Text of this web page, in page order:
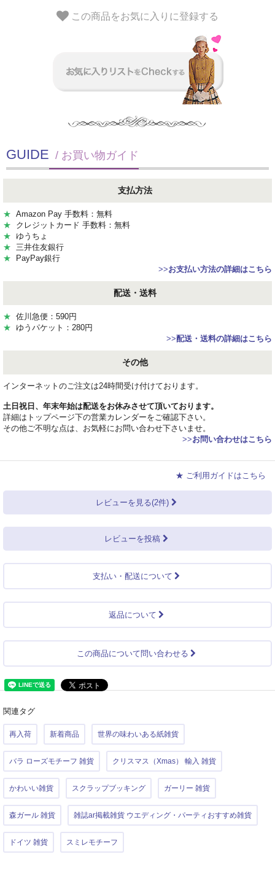
この商品をお気に入りに登録する
GUIDE / お買い物ガイド
支払方法
★ Amazon Pay 手数料：無料
★ クレジットカード 手数料：無料
★ ゆうちょ
★ 三井住友銀行
★ PayPay銀行
>>お支払い方法の詳細はこちら
配送・送料
★ 佐川急便：590円
★ ゆうパケット：280円
>>配送・送料の詳細はこちら
その他
インターネットのご注文は24時間受け付けております。
土日祝日、年末年始は配送をお休みさせて頂いております。
詳細はトップページ下の営業カレンダーをご確認下さい。
その他ご不明な点は、お気軽にお問い合わせ下さいませ。
>>お問い合わせはこちら
★ ご利用ガイドはこちら
レビューを見る(2件)
レビューを投稿
支払い・配送について
返品について
この商品について問い合わせる
関連タグ
再入荷 新着商品 世界の味わいある紙雑貨
バラ ローズモチーフ 雑貨 クリスマス（Xmas） 輸入 雑貨
かわいい雑貨 スクラップブッキング ガーリー 雑貨
森ガール 雑貨 雑誌ar掲載雑貨 ウエディング・パーティおすすめ雑貨
ドイツ 雑貨 スミレモチーフ